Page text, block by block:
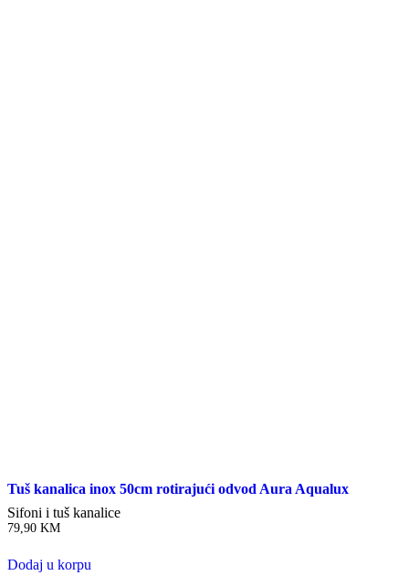
Tuš kanalica inox 50cm rotirajući odvod Aura Aqualux
Sifoni i tuš kanalice
79,90 KM
Dodaj u korpu